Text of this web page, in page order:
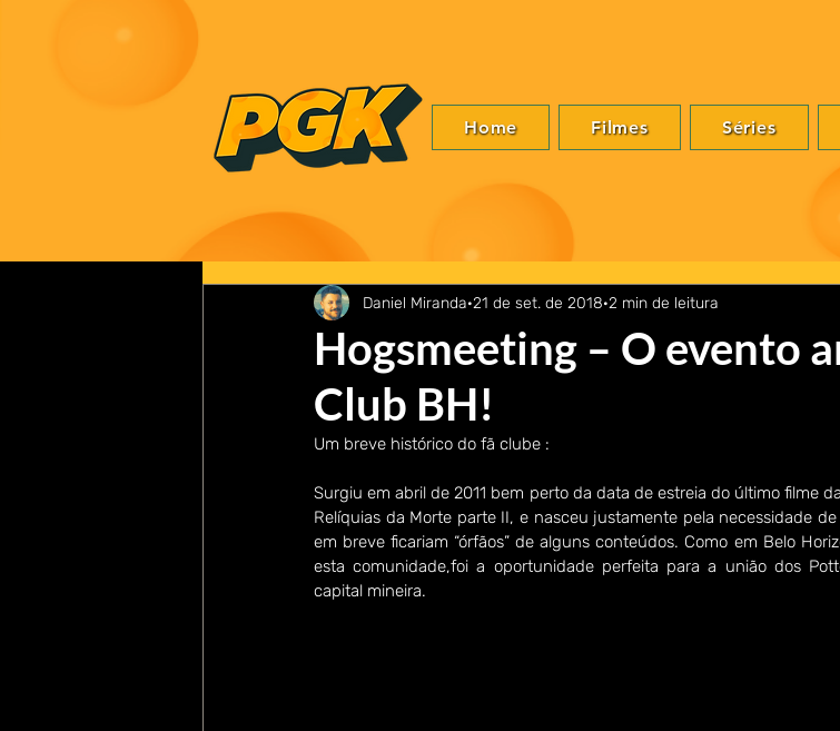
Home Filmes Séries
Hogsmeeting – O evento
Club BH!
Daniel Miranda 21 de set. de 2018 2 min de leitura
Um breve histórico do fã clube :
Surgiu em abril de 2011 bem perto da data de estreia do último filme
Relíquias da Morte parte II, e nasceu justamente pela necessidade
em breve ficariam “órfãos” de alguns conteúdos. Como em Belo
esta comunidade,foi a oportunidade perfeita para a união dos
capital mineira.